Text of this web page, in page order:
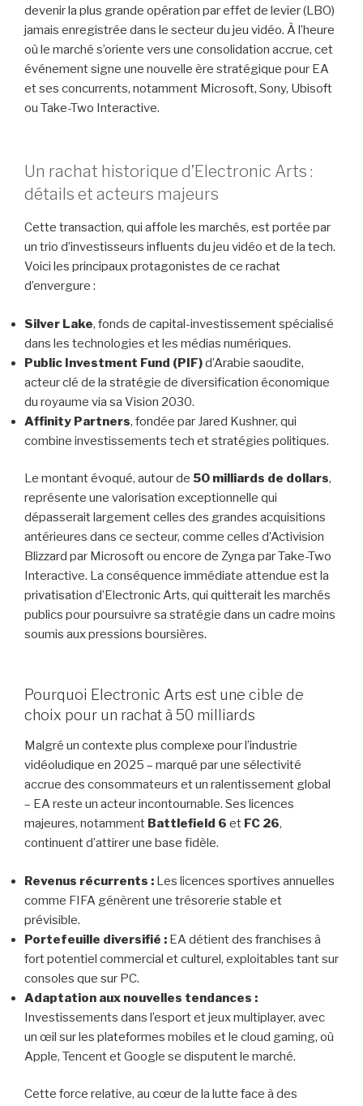
devenir la plus grande opération par effet de levier (LBO)
jamais enregistrée dans le secteur du jeu vidéo. À l’heure
où le marché s’oriente vers une consolidation accrue, cet
événement signe une nouvelle ère stratégique pour EA
et ses concurrents, notamment Microsoft, Sony, Ubisoft
ou Take-Two Interactive.
Un rachat historique d’Electronic Arts :
détails et acteurs majeurs
Cette transaction, qui affole les marchés, est portée par
un trio d’investisseurs influents du jeu vidéo et de la tech.
Voici les principaux protagonistes de ce rachat
d’envergure :
Silver Lake, fonds de capital-investissement spécialisé
dans les technologies et les médias numériques.
Public Investment Fund (PIF)d’Arabie saoudite,
acteur clé de la stratégie de diversification économique
du royaume via sa Vision 2030.
Affinity Partners, fondée par Jared Kushner, qui
combine investissements tech et stratégies politiques.
Le montant évoqué, autour de 50 milliards de dollars,
représente une valorisation exceptionnelle qui
dépasserait largement celles des grandes acquisitions
antérieures dans ce secteur, comme celles d’Activision
Blizzard par Microsoft ou encore de Zynga par Take-Two
Interactive. La conséquence immédiate attendue est la
privatisation d’Electronic Arts, qui quitterait les marchés
publics pour poursuivre sa stratégie dans un cadre moins
soumis aux pressions boursières.
Pourquoi Electronic Arts est une cible de
choix pour un rachat à 50 milliards
Malgré un contexte plus complexe pour l’industrie
vidéoludique en 2025 – marqué par une sélectivité
accrue des consommateurs et un ralentissement global
– EA reste un acteur incontournable. Ses licences
majeures, notamment Battlefield 6 et FC 26,
continuent d’attirer une base fidèle.
Revenus récurrents : Les licences sportives annuelles
comme FIFA génèrent une trésorerie stable et
prévisible.
Portefeuille diversifié : EA détient des franchises à
fort potentiel commercial et culturel, exploitables tant sur
consoles que sur PC.
Adaptation aux nouvelles tendances :
Investissements dans l’esport et jeux multiplayer, avec
un œil sur les plateformes mobiles et le cloud gaming, où
Apple, Tencent et Google se disputent le marché.
Cette force relative, au cœur de la lutte face à des